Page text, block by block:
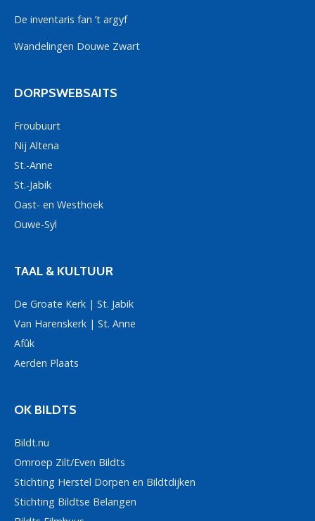
De inventaris fan ’t argyf
Wandelingen Douwe Zwart
DORPSWEBSAITS
Froubuurt
Nij Altena
St.-Anne
St.-Jabik
Oast- en Westhoek
Ouwe-Syl
TAAL & KULTUUR
De Groate Kerk | St. Jabik
Van Harenskerk | St. Anne
Afûk
Aerden Plaats
OK BILDTS
Bildt.nu
Omroep Zilt/Even Bildts
Stichting Herstel Dorpen en Bildtdijken
Stichting Bildtse Belangen